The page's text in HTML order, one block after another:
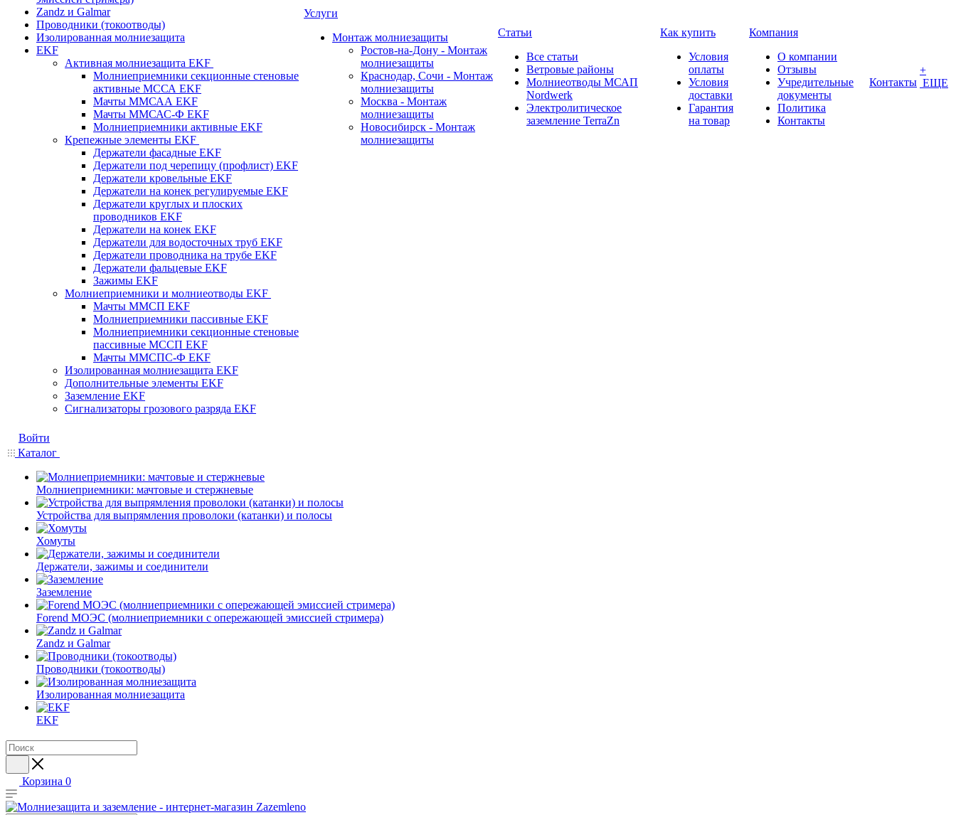
Zandz и Galmar
Проводники (токоотводы)
Изолированная молниезащита
EKF
Активная молниезащита EKF
Молниеприемники секционные стеновые
активные МССА EKF
Мачты ММСАА EKF
Мачты ММСАС-Ф EKF
Молниеприемники активные EKF
Крепежные элементы EKF
Держатели фасадные EKF
Держатели под черепицу (профлист) EKF
Держатели кровельные EKF
Держатели на конек регулируемые EKF
Держатели круглых и плоских
проводников EKF
Держатели на конек EKF
Держатели для водосточных труб EKF
Держатели проводника на трубе EKF
Держатели фальцевые EKF
Зажимы EKF
Молниеприемники и молниеотводы EKF
Мачты ММСП EKF
Молниеприемники пассивные EKF
Молниеприемники секционные стеновые
пассивные МССП EKF
Мачты ММСПС-Ф EKF
Изолированная молниезащита EKF
Дополнительные элементы EKF
Заземление EKF
Сигнализаторы грозового разряда EKF
Услуги
Монтаж молниезащиты
Ростов-на-Дону - Монтаж
молниезащиты
Краснодар, Сочи - Монтаж
молниезащиты
Москва - Монтаж
молниезащиты
Новосибирск - Монтаж
молниезащиты
Статьи
Все статьи
Ветровые районы
Молниеотводы МСАП
Nordwerk
Электролитическое
заземление TerraZn
Как купить
Условия
оплаты
Условия
доставки
Гарантия
на товар
Компания
О компании
Отзывы
Учредительные
документы
Политика
Контакты
Контакты
+
ЕЩЕ
Войти
Каталог
Молниеприемники: мачтовые и стержневые
Устройства для выпрямления проволоки (катанки) и полосы
Хомуты
Держатели, зажимы и соединители
Заземление
Forend МОЭС (молниеприемники с опережающей эмиссией стримера)
Zandz и Galmar
Проводники (токоотводы)
Изолированная молниезащита
EKF
Корзина 0